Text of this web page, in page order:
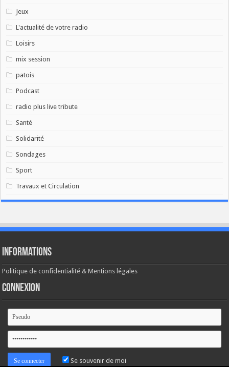
Jeux
L'actualité de votre radio
Loisirs
mix session
patois
Podcast
radio plus live tribute
Santé
Solidarité
Sondages
Sport
Travaux et Circulation
Informations
Politique de confidentialité & Mentions légales
Connexion
Se souvenir de moi